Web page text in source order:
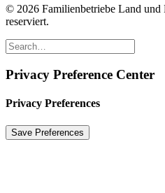
© 2026 Familienbetriebe Land und
reserviert.
Privacy Preference Center
Privacy Preferences